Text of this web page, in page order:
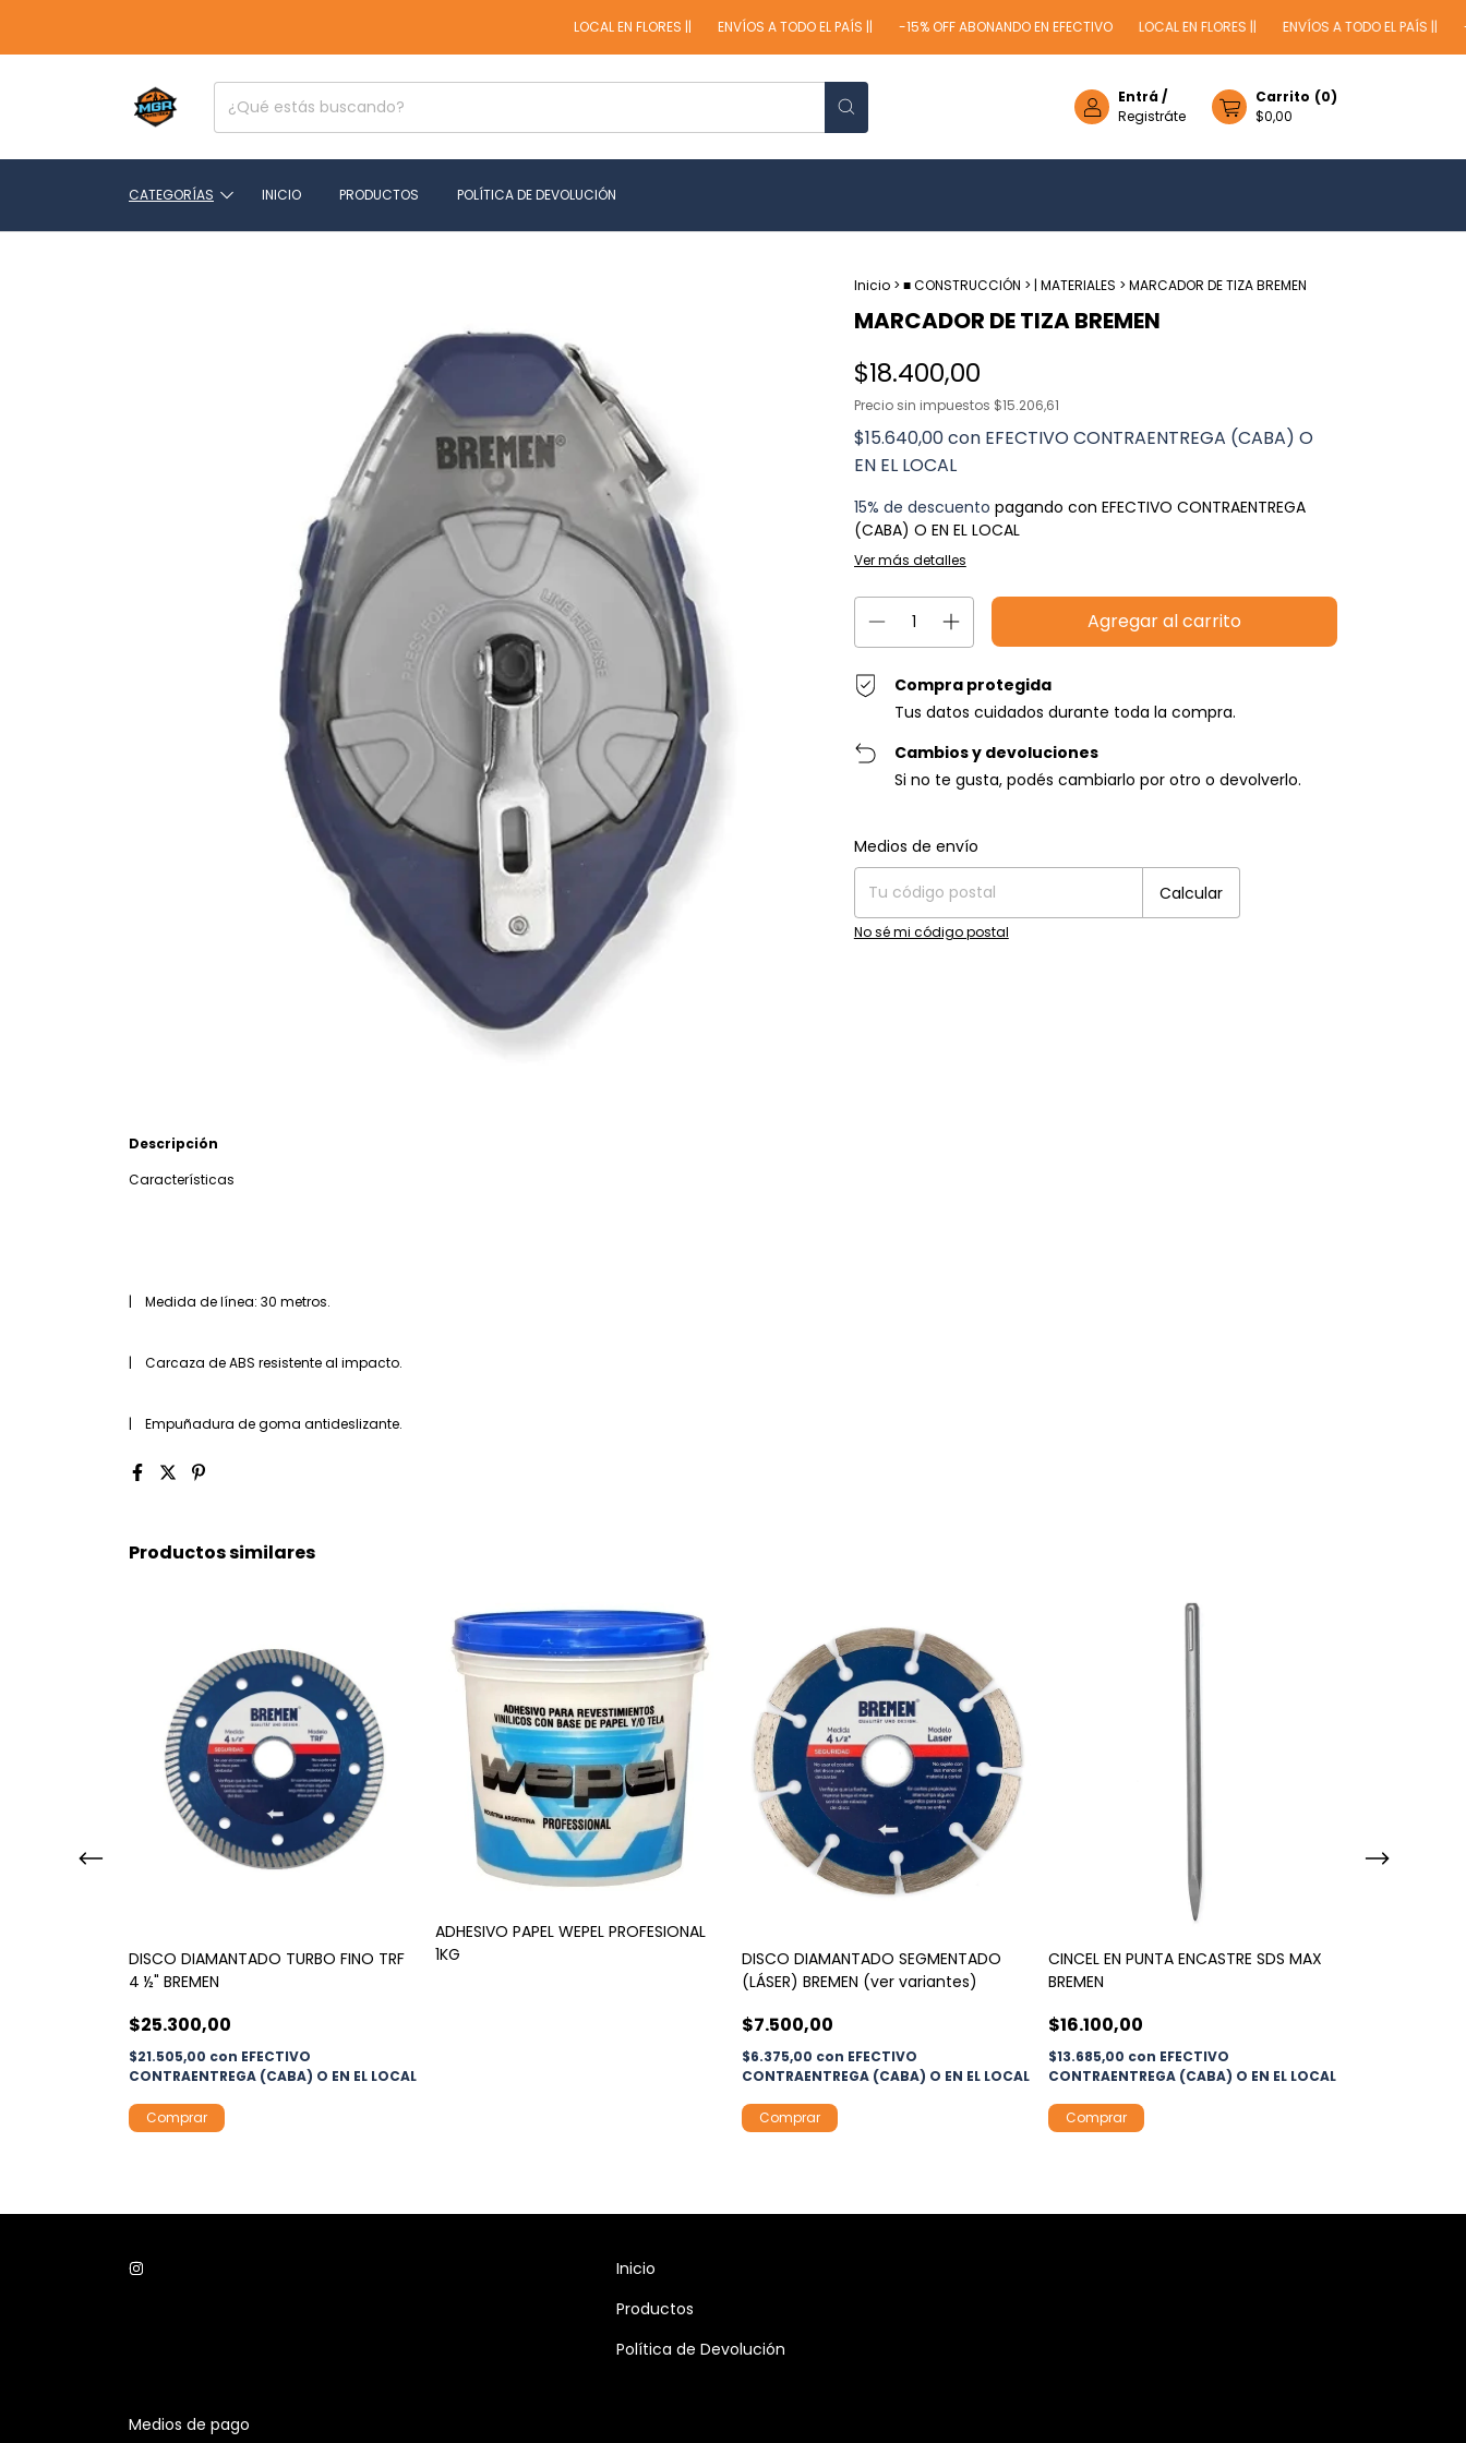
LOCAL EN FLORES || ENVÍOS A TODO EL PAÍS || -15% OFF ABONANDO EN EFECTIVO LOCAL EN FLORES || ENVÍOS A TODO EL PAÍS || -15%
Entrá/
Registráte
Carrito (0)
$0,00
CATEGORÍAS INICIO PRODUCTOS POLÍTICA DE DEVOLUCIÓN
Inicio > ■ CONSTRUCCIÓN > | MATERIALES > MARCADOR DE TIZA BREMEN
MARCADOR DE TIZA BREMEN
$18.400,00
Precio sin impuestos $15.206,61
$15.640,00con EFECTIVO CONTRAENTREGA (CABA) O
EN EL LOCAL
15% de descuento pagando con EFECTIVO CONTRAENTREGA
(CABA) O EN EL LOCAL
Ver más detalles
Compra protegida
Tus datos cuidados durante toda la compra.
Cambios y devoluciones
Si no te gusta, podés cambiarlo por otro o devolverlo.
Entregas para el CP:
Medios de envío
Calcular
No sé mi código postal
Descripción
Características
| Medida de línea: 30 metros.
| Carcaza de ABS resistente al impacto.
| Empuñadura de goma antideslizante.
Productos similares
DISCO DIAMANTADO TURBO FINO TRF
4 ½" BREMEN
$25.300,00
$21.505,00 con EFECTIVO
CONTRAENTREGA (CABA) O EN EL LOCAL
ADHESIVO PAPEL WEPEL PROFESIONAL
1KG
DISCO DIAMANTADO SEGMENTADO
(LÁSER) BREMEN (ver variantes)
$7.500,00
$6.375,00 con EFECTIVO
CONTRAENTREGA (CABA) O EN EL LOCAL
Comprar
CINCEL EN PUNTA ENCASTRE SDS MAX
BREMEN
$16.100,00
$13.685,00 con EFECTIVO
CONTRAENTREGA (CABA) O EN EL LOCAL
Inicio
Productos
Política de Devolución
Medios de pago